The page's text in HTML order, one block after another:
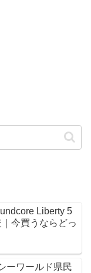
Liberty 5
今買うならどっ
ーワールド県民